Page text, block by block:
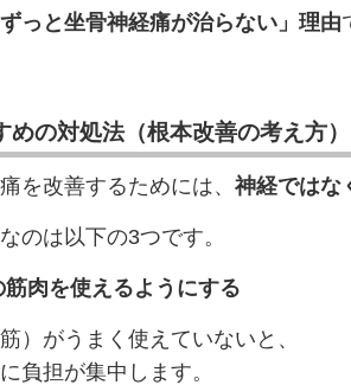
ずっと坐骨神経痛が治らない」理由
めの対処法（根本改善の考え方）
を改善するためには、 神経ではな
のは以下の3つです。
筋肉を使えるようにする
）がうまく使えていないと、
負担が集中します。